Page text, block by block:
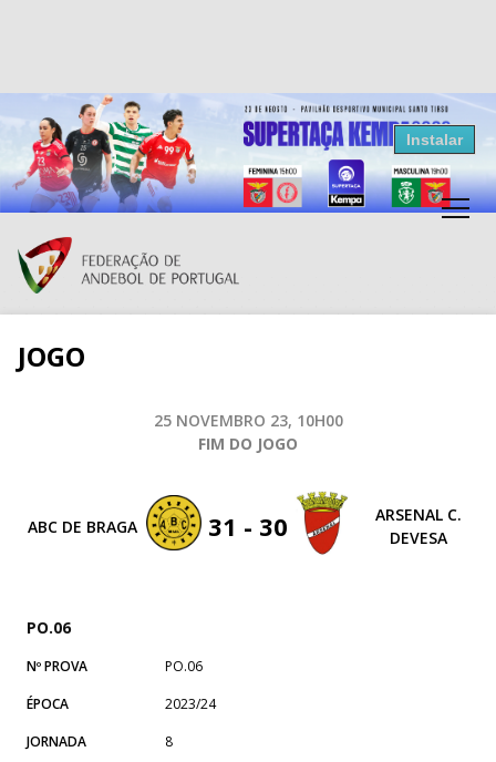
Resultados Andebol
Federação de Andebol de Portugal
Grátis - Disponivel na Play Store
Instalar
JOGO
25 NOVEMBRO 23, 10H00
FIM DO JOGO
ABC DE BRAGA 31 - 30
ARSENAL C.
DEVESA
PO.06
Nº PROVA
PO.06
ÉPOCA
2023/24
JORNADA
8